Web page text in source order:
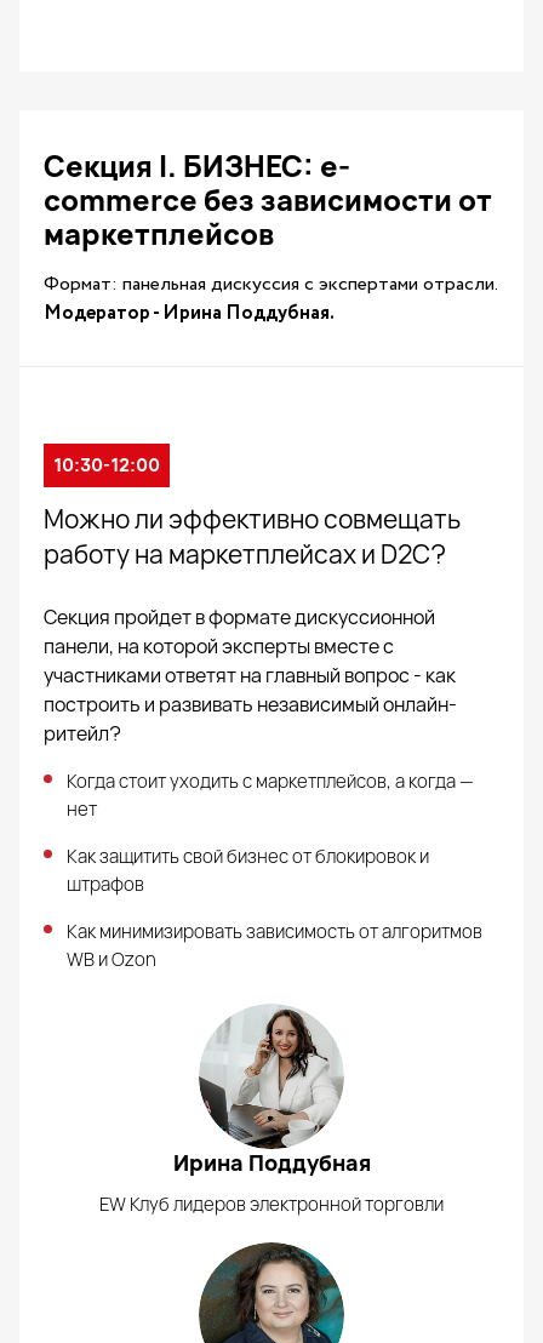
Секция I. БИЗНЕС: e-
commerce без зависимости от
маркетплейсов
Формат: панельная дискуссия с экспертами отрасли.
Модератор - Ирина Поддубная.
10:30-12:00
Можно ли эффективно совмещать
работу на маркетплейсах и D2C?
Секция пройдет в формате дискуссионной
панели, на которой эксперты вместе с
участниками ответят на главный вопрос - как
построить и развивать независимый онлайн-
ритейл?
Когда стоит уходить с маркетплейсов, а когда —
нет
Как защитить свой бизнес от блокировок и
штрафов
Как минимизировать зависимость от алгоритмов
WB и Ozon
Ирина Поддубная
EW Клуб лидеров электронной торговли